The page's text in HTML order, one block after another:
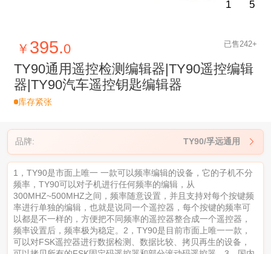
1 5
￥ 395.0 已售242+
TY90通用遥控检测编辑器|TY90遥控编辑
器|TY90汽车遥控钥匙编辑器
库存紧张
品牌: TY90/孚远通用 
1，TY90是市面上唯一 一款可以频率编辑的设备，它的子机不分
频率，TY90可以对子机进行任何频率的编辑，从
300MHZ~500MHZ之间，频率随意设置，并且支持对每个按键频
率进行单独的编辑，也就是说同一个遥控器，每个按键的频率可
以都是不一样的，方便把不同频率的遥控器整合成一个遥控器，
频率设置后，频率极为稳定。2，TY90是目前市面上唯一一款，
可以对FSK遥控器进行数据检测、数据比较、拷贝再生的设备，